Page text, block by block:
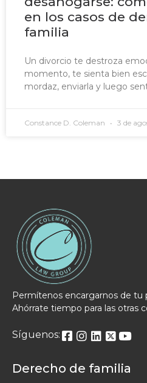
en los casos de
familia
Un divorcio te destroza
momento, te sienta bien
mordaz, enviarla y luego
Constance D. Coleman 3 de
Permítenos encargarnos de tu
Ahórrate tiempo para las otras
Síguenos:
Derecho de familia